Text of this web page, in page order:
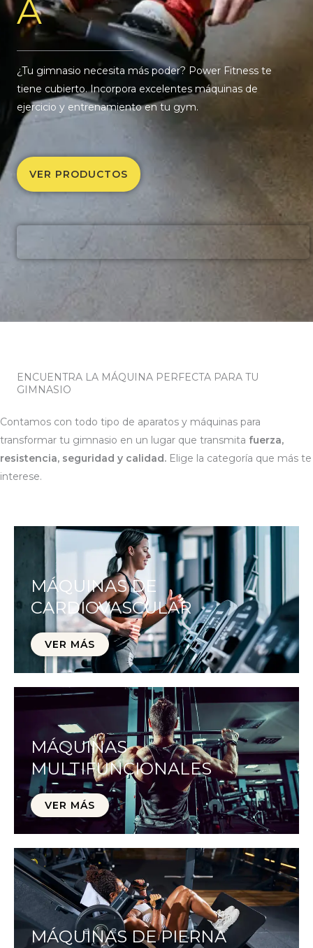
A
¿Tu gimnasio necesita más poder? Power Fitness te
tiene cubierto. Incorpora excelentes máquinas de
ejercicio y entrenamiento en tu gym.
VER PRODUCTOS
ENCUENTRA LA MÁQUINA PERFECTA PARA TU
GIMNASIO
Contamos con todo tipo de aparatos y máquinas para
transformar tu gimnasio en un lugar que transmita fuerza,
resistencia, seguridad y calidad. Elige la categoría que más te
interese.
MÁQUINAS DE
CARDIOVASCULAR
VER MÁS
MÁQUINAS
MULTIFUNCIONALES
VER MÁS
MÁQUINAS DE PIERNA